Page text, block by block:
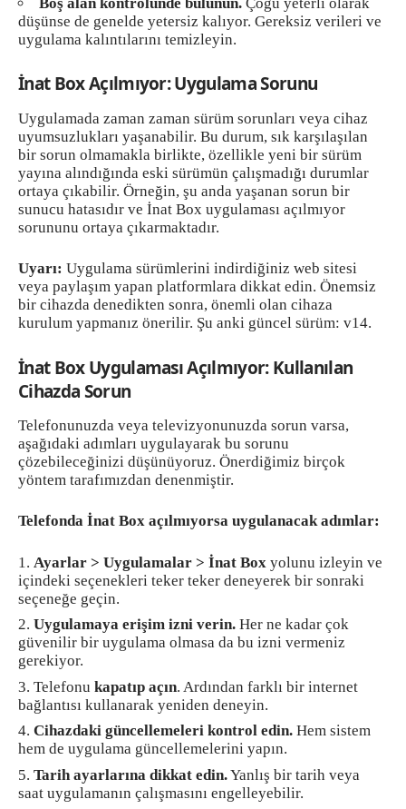
düşünse de genelde yetersiz kalıyor. Gereksiz verileri ve
uygulama kalıntılarını temizleyin.
İnat Box Açılmıyor: Uygulama Sorunu
Uygulamada zaman zaman sürüm sorunları veya cihaz
uyumsuzlukları yaşanabilir. Bu durum, sık karşılaşılan
bir sorun olmamakla birlikte, özellikle yeni bir sürüm
yayına alındığında eski sürümün çalışmadığı durumlar
ortaya çıkabilir. Örneğin, şu anda yaşanan sorun bir
sunucu hatasıdır ve İnat Box uygulaması açılmıyor
sorununu ortaya çıkarmaktadır.
Uyarı: Uygulama sürümlerini indirdiğiniz web sitesi
veya paylaşım yapan platformlara dikkat edin. Önemsiz
bir cihazda denedikten sonra, önemli olan cihaza
kurulum yapmanız önerilir. Şu anki güncel sürüm: v14.
İnat Box Uygulaması Açılmıyor: Kullanılan
Cihazda Sorun
Telefonunuzda veya televizyonunuzda sorun varsa,
aşağıdaki adımları uygulayarak bu sorunu
çözebileceğinizi düşünüyoruz. Önerdiğimiz birçok
yöntem tarafımızdan denenmiştir.
Telefonda İnat Box açılmıyorsa uygulanacak adımlar:
Ayarlar > Uygulamalar > İnat Box yolunu izleyin ve
içindeki seçenekleri teker teker deneyerek bir sonraki
seçeneğe geçin.
Uygulamaya erişim izni verin. Her ne kadar çok
güvenilir bir uygulama olmasa da bu izni vermeniz
gerekiyor.
Telefonu kapatıp açın. Ardından farklı bir internet
bağlantısı kullanarak yeniden deneyin.
Cihazdaki güncellemeleri kontrol edin. Hem sistem
hem de uygulama güncellemelerini yapın.
Tarih ayarlarına dikkat edin.Yanlış bir tarih veya
saat uygulamanın çalışmasını engelleyebilir.